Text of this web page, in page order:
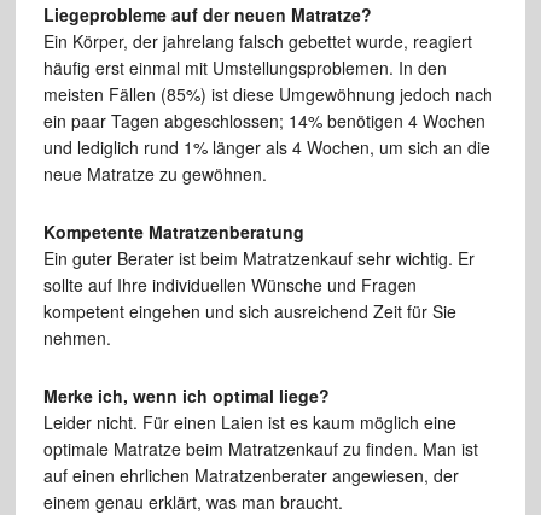
Liegeprobleme auf der neuen Matratze?
Ein Körper, der jahrelang falsch gebettet wurde, reagiert
häufig erst einmal mit Umstellungsproblemen. In den
meisten Fällen (85%) ist diese Umgewöhnung jedoch nach
ein paar Tagen abgeschlossen; 14% benötigen 4 Wochen
und lediglich rund 1% länger als 4 Wochen, um sich an die
neue Matratze zu gewöhnen.
Kompetente Matratzenberatung
Ein guter Berater ist beim Matratzenkauf sehr wichtig. Er
sollte auf Ihre individuellen Wünsche und Fragen
kompetent eingehen und sich ausreichend Zeit für Sie
nehmen.
Merke ich, wenn ich optimal liege?
Leider nicht. Für einen Laien ist es kaum möglich eine
optimale Matratze beim Matratzenkauf zu finden. Man ist
auf einen ehrlichen Matratzenberater angewiesen, der
einem genau erklärt, was man braucht.